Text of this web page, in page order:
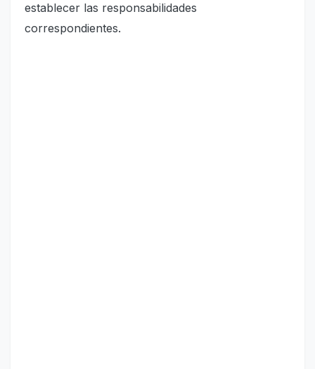
establecer las responsabilidades
correspondientes.